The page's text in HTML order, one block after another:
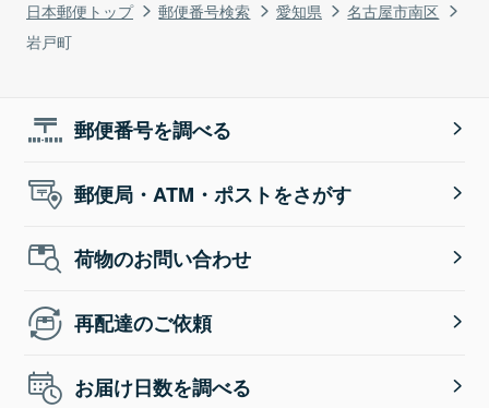
日本郵便トップ 郵便番号検索 愛知県
名古屋市南区
岩戸町
郵便番号を調べる
郵便局・ATM・ポストをさがす
荷物のお問い合わせ
再配達のご依頼
お届け日数を調べる